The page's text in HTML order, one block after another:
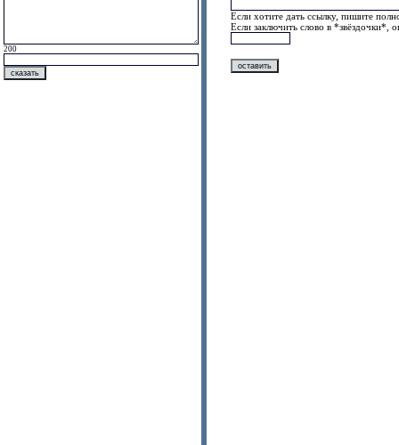
200
Если хотите дать ссылку, пишите
Если заключить слово в *звёздочки*,